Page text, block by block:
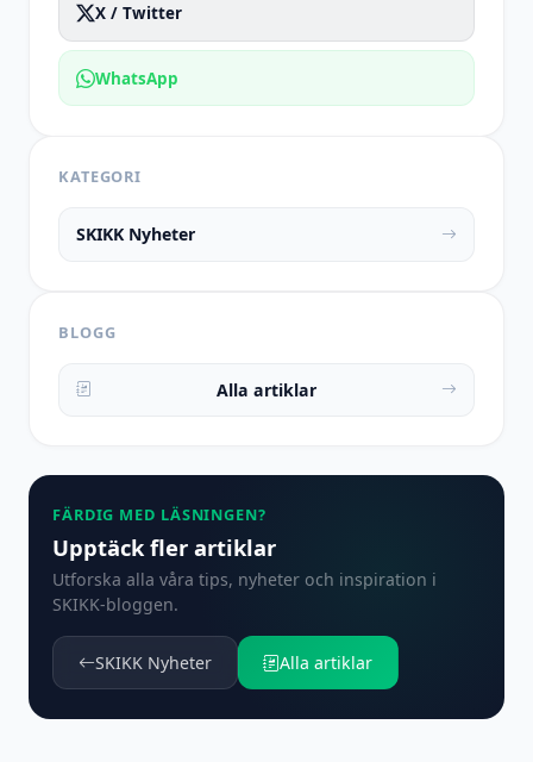
X / Twitter
WhatsApp
KATEGORI
SKIKK Nyheter
BLOGG
Alla artiklar
FÄRDIG MED LÄSNINGEN?
Upptäck fler artiklar
Utforska alla våra tips, nyheter och inspiration i
SKIKK-bloggen.
SKIKK Nyheter Alla artiklar